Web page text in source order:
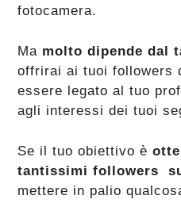
fotocamera.
Ma molto dipende dal
offrirai ai tuoi followers
essere legato al tuo
agli interessi dei tuoi
Se il tuo obiettivo è
tantissimi followers
mettere in palio